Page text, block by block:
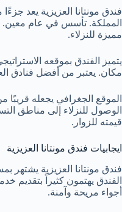
فندق مونتانا العزيزية يعد
المملكة. تأسس في عام معين.
مميزة للنزلاء.
يتميز الفندق بموقعه
مكان. يعتبر من أفضل فنادق
الموقع الجغرافي يجعله قريبًا
الوصول للنزلاء إلى مناطق
قيمته للزوار.
ايجابيات فندق مونتانا العزيزية
فندق مونتانا العزيزية يشتهر
الفندق يهتمون كثيراً بتقديم
أجواء مريحة وآمنة.